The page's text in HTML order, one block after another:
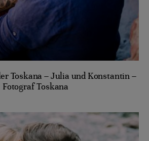
Toskana – Julia und Konstantin –
Fotograf Toskana